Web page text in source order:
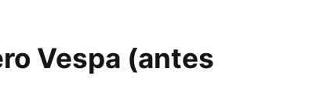
Vespa (antes